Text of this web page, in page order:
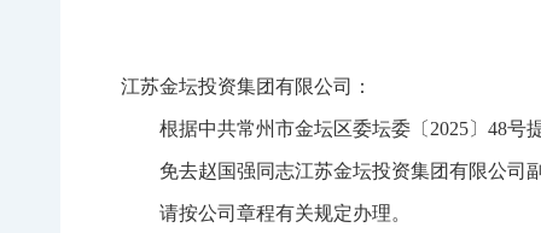
江苏金坛投资集团有限公司：
根据中共常州市金坛区委坛委〔2025〕48号
免去赵国强同志江苏金坛投资集团有限公司
请按公司章程有关规定办理。